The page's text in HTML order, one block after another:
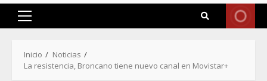
Menú
Inicio
Noticias
La resistencia, Broncano tiene nuevo canal en Movistar+